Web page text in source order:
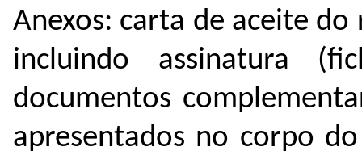
Anexos: carta de aceite
incluindo assinatura
documentos
apresentados no corpo